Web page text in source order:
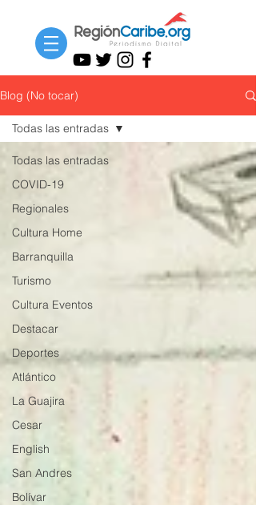
Blog (No tocar)
Todas las entradas
COVID-19
Regionales
Cultura Home
Barranquilla
Turismo
Cultura Eventos
Destacar
Deportes
Atlántico
La Guajira
Cesar
English
San Andres
Bolívar
Todas las entradas